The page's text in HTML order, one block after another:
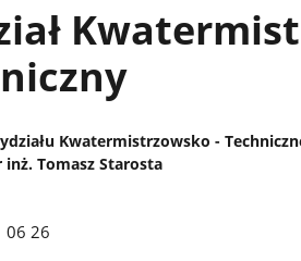
Kwatermistrzowsko -
inż. Tomasz Starosta
06 26